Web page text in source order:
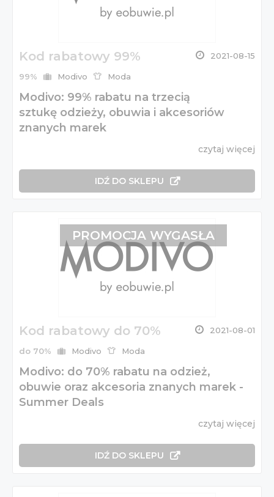
Kod rabatowy 99% 2021-08-15
99% Modivo Moda
Modivo: 99% rabatu na trzecią
sztukę odzieży, obuwia i akcesoriów
znanych marek
czytaj więcej
IDŹ DO SKLEPU
Kod rabatowy do 70% 2021-08-01
do 70% Modivo Moda
Modivo: do 70% rabatu na odzież,
obuwie oraz akcesoria znanych marek -
Summer Deals
czytaj więcej
IDŹ DO SKLEPU
PROMOCJA WYGASŁA